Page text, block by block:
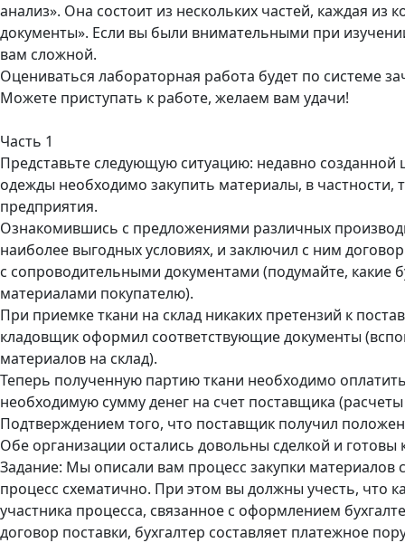
анализ». Она состоит из нескольких частей, каждая из
документы». Если вы были внимательными при
вам сложной.
Оцениваться лабораторная работа будет по системе
Можете приступать к работе, желаем вам удачи!
Часть 1
Представьте следующую ситуацию: недавно
одежды необходимо закупить материалы, в частности,
предприятия.
Ознакомившись с предложениями различных
наиболее выгодных условиях, и заключил с ним
с сопроводительными документами (подумайте, какие
материалами покупателю).
При приемке ткани на склад никаких претензий к
кладовщик оформил соответствующие документы
материалов на склад).
Теперь полученную партию ткани необходимо
необходимую сумму денег на счет поставщика
Подтверждением того, что поставщик получил
Обе организации остались довольны сделкой и готовы
Задание: Мы описали вам процесс закупки материалов
процесс схематично. При этом вы должны учесть, что
участника процесса, связанное с оформлением
договор поставки, бухгалтер составляет платежное